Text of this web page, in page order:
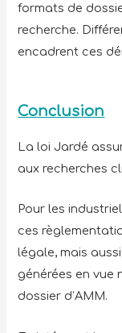
formats de
recherche.
encadrent ces
Conclusion
La loi Jardé
aux recherches
Pour les
ces
légale, mais
générées en vue
dossier d’AMM.